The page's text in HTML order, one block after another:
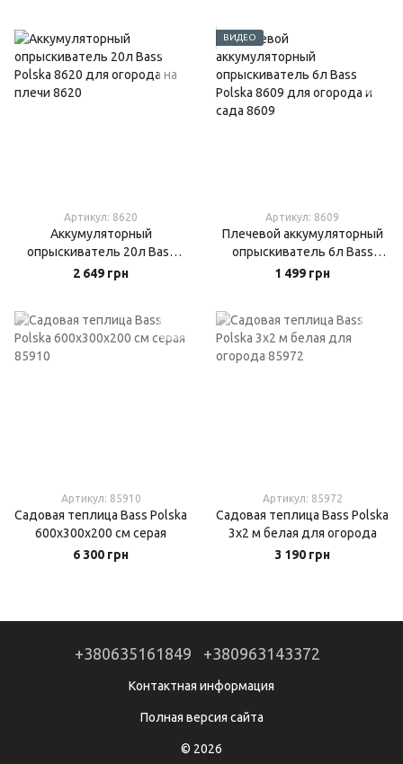
Артикул: 8620
Аккумуляторный
опрыскиватель 20л Bass
Polska 8620 для огорода на
2 649 грн
ВИДЕО
Артикул: 8609
Плечевой аккумуляторный
опрыскиватель 6л Bass
Polska 8609 для огорода и
1 499 грн
Артикул: 85910
Садовая теплица Bass Polska
600х300х200 см серая
6 300 грн
Артикул: 85972
Садовая теплица Bass Polska
3х2 м белая для огорода
3 190 грн
+380635161849 +380963143372
Контактная информация
Полная версия сайта
© 2026